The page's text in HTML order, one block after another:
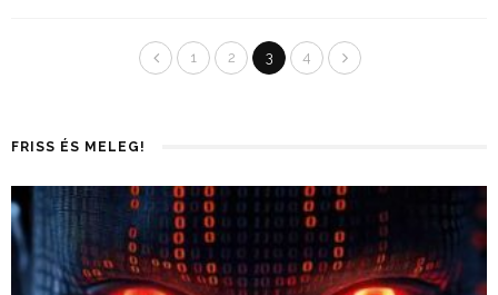
1 2 3 4
FRISS ÉS MELEG!